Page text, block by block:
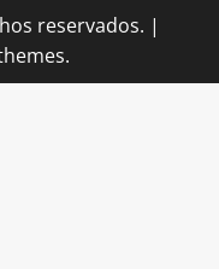
reservados. |